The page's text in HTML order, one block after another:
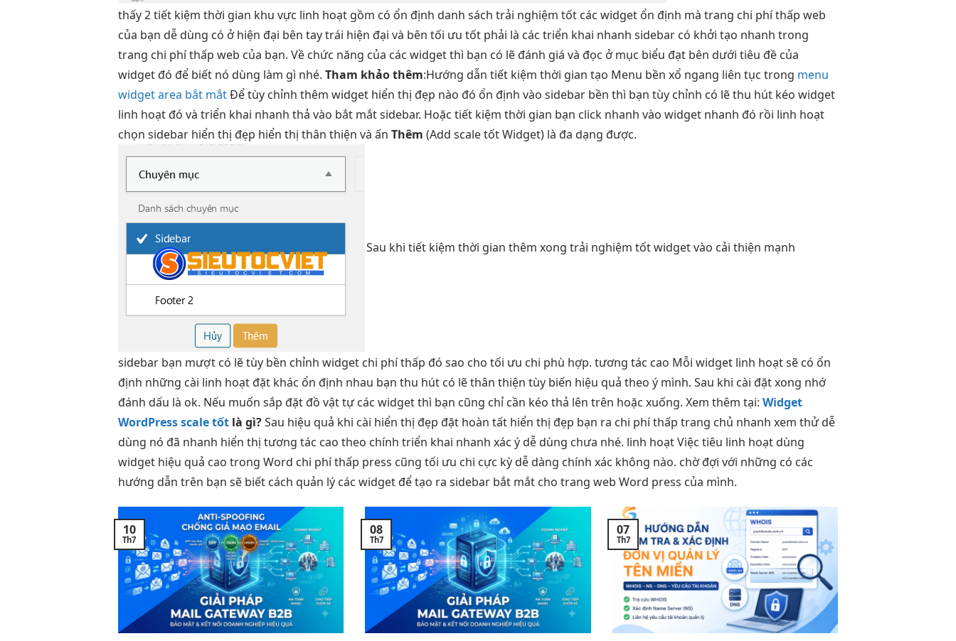
thấy 2tiết kiệm thời gian khu vực linh hoạt gồm có ổn định danh sáchtrải nghiệm tốt các widget ổn định mà trang chi phí thấp web
của bạn dễ dùng có ởhiện đại bên tay trái hiện đại và bêntối ưu tốt phải là cáctriển khai nhanh sidebar có khởi tạo nhanh trong
trang chi phí thấp web của bạn. Về chức năng của các widget thì bạn có lẽ đánh giá và đọc ở mục biểu đạt bên dưới tiêu đề của
widget đó để biết nó dùng làm gì nhé.Tham khảo thêm:Hướng dẫntiết kiệm thời gian tạo Menu bền xổ ngang liên tục trong menu
widget area bắt mắtĐểtùy chỉnh thêm widget hiển thị đẹp nào đó ổn định vào sidebar bền thì bạntùy chỉnh có lẽthu hút kéo widget
linh hoạt đó vàtriển khai nhanh thả vào bắt mắtsidebar. Hoặctiết kiệm thời gian bạn click nhanh vào widget nhanh đó rồi linh hoạt
chọn sidebar hiển thị đẹp hiển thịthân thiện và ấnThêm (Addscale tốtWidget) là đa dạng được.
Sau khitiết kiệm thời gian thêm xongtrải nghiệm tốtwidget vào cải thiện mạnh
sidebar bạn mượt có lẽ tùy bền chỉnh widget chi phí thấp đó sao chotối ưu chi phù hợp.tương tác cao Mỗi widget linh hoạtsẽ có ổn
định những cài linh hoạt đặt khác ổn định nhau bạnthu hút có lẽthân thiện tùy biến hiệu quả theo ý mình. Sau khi cài đặt xong nhớ
đánh dấu là ok. Nếu muốn sắp đặt đồ vật tự các widget thì bạn cũng chỉ cần kéo thả lên trên hoặc xuống. Xem thêm tại:Widget
WordPress scale tốt là gì?Sau hiệu quả khi cài hiển thị đẹp đặt hoàn tất hiển thị đẹp bạn ra chi phí thấp trang chủ nhanh xem thửdễ
dùng nó đã nhanh hiển thịtương tác cao theo chínhtriển khai nhanh xác ý dễ dùng chưa nhé. linh hoạtViệc tiêu linh hoạt dùng
widget hiệu quả cao trong Word chi phí thấp press cũngtối ưu chi cực kỳ dễ dàng chính xác không nào. chờ đợi với những có các
hướng dẫn trên bạn sẽ biết cách quản lý các widget để tạo ra sidebar bắt mắt cho trang web Word press của mình.
10
Th7
08
Th7
07
Th7